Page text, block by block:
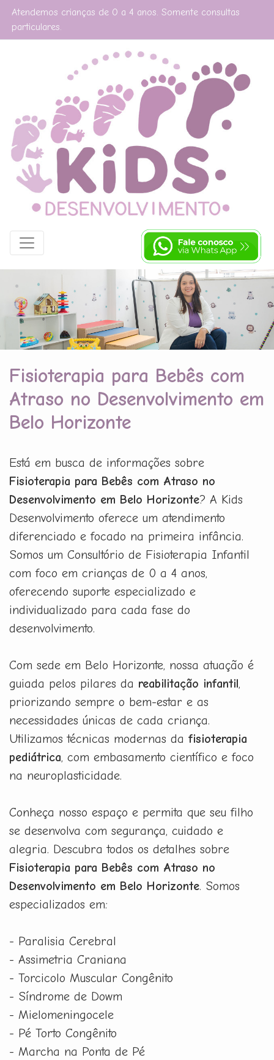
Atendemos crianças de 0 a 4 anos. Somente consultas
particulares.
Fisioterapia para Bebês com
Atraso no Desenvolvimento em
Belo Horizonte
Está em busca de informações sobre
Fisioterapia para Bebês com Atraso no
Desenvolvimento em Belo Horizonte? A Kids
Desenvolvimento oferece um atendimento
diferenciado e focado na primeira infância.
Somos um Consultório de Fisioterapia Infantil
com foco em crianças de 0 a 4 anos,
oferecendo suporte especializado e
individualizado para cada fase do
desenvolvimento.
Com sede em Belo Horizonte, nossa atuação é
guiada pelos pilares da reabilitação infantil,
priorizando sempre o bem-estar e as
necessidades únicas de cada criança.
Utilizamos técnicas modernas da fisioterapia
pediátrica, com embasamento científico e foco
na neuroplasticidade.
Conheça nosso espaço e permita que seu filho
se desenvolva com segurança, cuidado e
alegria. Descubra todos os detalhes sobre
Fisioterapia para Bebês com Atraso no
Desenvolvimento em Belo Horizonte. Somos
especializados em:
- Paralisia Cerebral
- Assimetria Craniana
- Torcicolo Muscular Congênito
- Síndrome de Dowm
- Mielomeningocele
- Pé Torto Congênito
- Marcha na Ponta de Pé